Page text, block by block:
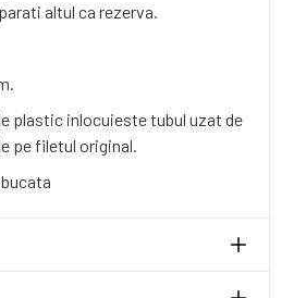
altul ca rezerva.
plastic inlocuieste tubul uzat de
pe filetul original.